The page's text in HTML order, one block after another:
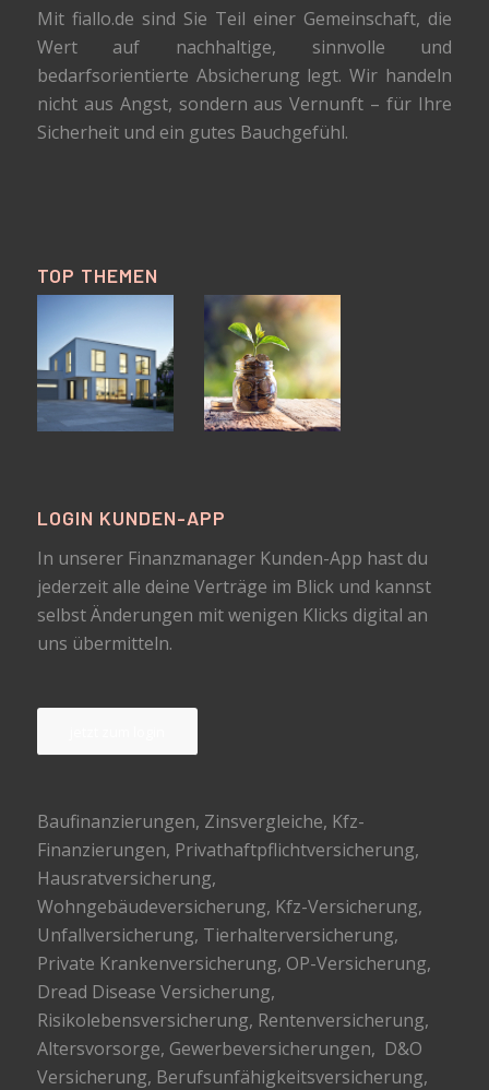
Mit fiallo.de sind Sie Teil einer Gemeinschaft, die
Wert auf nachhaltige, sinnvolle und
bedarfsorientierte Absicherung legt. Wir handeln
nicht aus Angst, sondern aus Vernunft – für Ihre
Sicherheit und ein gutes Bauchgefühl.
TOP THEMEN
LOGIN KUNDEN-APP
In unserer Finanzmanager Kunden-App hast du
jederzeit alle deine Verträge im Blick und kannst
selbst Änderungen mit wenigen Klicks digital an
uns übermitteln.
Baufinanzierungen, Zinsvergleiche, Kfz-
Finanzierungen, Privathaftpflichtversicherung,
Hausratversicherung,
Wohngebäudeversicherung, Kfz-Versicherung,
Unfallversicherung, Tierhalterversicherung,
Private Krankenversicherung, OP-Versicherung,
Dread Disease Versicherung,
Risikolebensversicherung, Rentenversicherung,
Altersvorsorge, Gewerbeversicherungen, D&O
Versicherung, Berufsunfähigkeitsversicherung,